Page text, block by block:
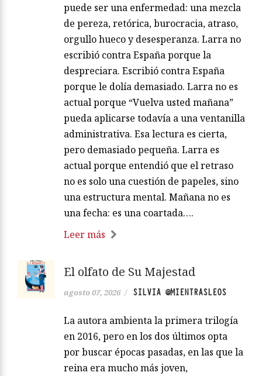
puede ser una enfermedad: una mezcla
de pereza, retórica, burocracia, atraso,
orgullo hueco y desesperanza. Larra no
escribió contra España porque la
despreciara. Escribió contra España
porque le dolía demasiado. Larra no es
actual porque “Vuelva usted mañana”
pueda aplicarse todavía a una ventanilla
administrativa. Esa lectura es cierta,
pero demasiado pequeña. Larra es
actual porque entendió que el retraso
no es solo una cuestión de papeles, sino
una estructura mental. Mañana no es
una fecha: es una coartada….
Leer más
El olfato de Su Majestad
agosto 07, 2026 / SILVIA @MIENTRASLEOS
La autora ambienta la primera trilogía
en 2016, pero en los dos últimos opta
por buscar épocas pasadas, en las que la
reina era mucho más joven,